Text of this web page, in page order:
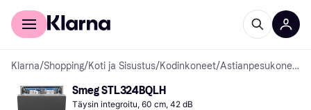
Kuluttajille
Klarna/Shopping/Koti ja Sisustus/Kodinkoneet/ Astianpesukoneet
Smeg STL324BQLH
Täysin integroitu, 60 cm, 42 dB